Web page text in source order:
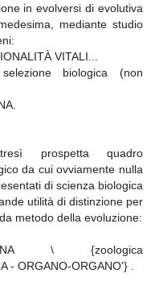
in evolversi di evolutiva
mediante studio
VITALI...
biologica (non
prospetta quadro
da cui ovviamente nulla
di scienza biologica
utilità di distinzione per
metodo della evoluzione:
\ {zoologica
- ORGANO-ORGANO'} .